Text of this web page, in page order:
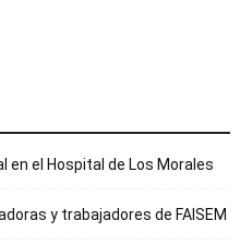
en el Hospital de Los Morales
y trabajadores de FAISEM